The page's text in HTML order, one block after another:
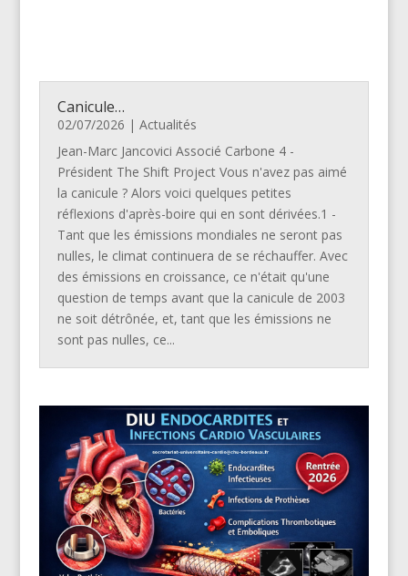
Canicule…
02/07/2026 | Actualités
Jean-Marc Jancovici Associé Carbone 4 -
Président The Shift Project Vous n'avez pas aimé
la canicule ? Alors voici quelques petites
réflexions d'après-boire qui en sont dérivées.1 -
Tant que les émissions mondiales ne seront pas
nulles, le climat continuera de se réchauffer. Avec
des émissions en croissance, ce n'était qu'une
question de temps avant que la canicule de 2003
ne soit détrônée, et, tant que les émissions ne
sont pas nulles, ce...